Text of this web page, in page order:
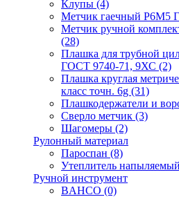
Клупы (4)
Метчик гаечный Р6М5
Метчик ручной
(28)
Плашка для трубной
ГОСТ 9740-71, 9ХС (2)
Плашка круглая
класс точн. 6g (31)
Плашкодержатели и
Сверло метчик (3)
Шагомеры (2)
Рулонный материал
Пароспан (8)
Утеплитель напыляемый
Ручной инструмент
BAHCO (0)